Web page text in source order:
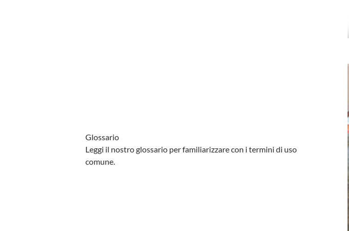
Glossario
Leggi il nostro glossario per familiarizzare con i termini di uso
comune.